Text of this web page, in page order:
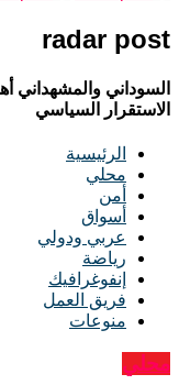
radar post
السوداني والمشهداني
الاستقرار السياسي
الرئيسية
محلي
أمن
أسواق
عربي ودولي
رياضة
إنفوغرافيك
فريق العمل
منوعات
محلي